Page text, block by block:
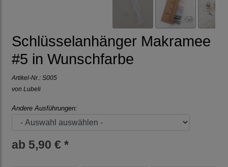
Schlüsselanhänger Makramee
#5 in Wunschfarbe
Artikel-Nr.: S005
von Lubeli
Andere Ausführungen:
ab 5,90 € *